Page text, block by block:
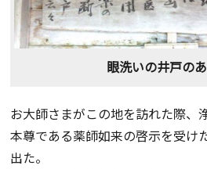
眼洗いの井戸の
お大師さまがこの地を訪れた際、
本尊である薬師如来の啓示を受け
出た。